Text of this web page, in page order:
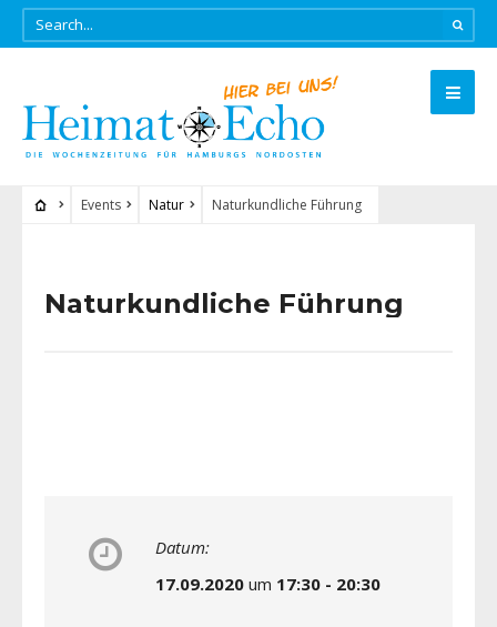
Events Natur Naturkundliche Führung
Naturkundliche Führung
Datum:
17.09.2020 um 17:30 - 20:30